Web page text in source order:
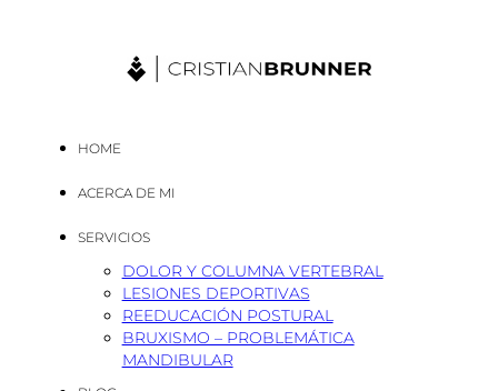
HOME
ACERCA DE MI
SERVICIOS
DOLOR Y COLUMNA VERTEBRAL
LESIONES DEPORTIVAS
REEDUCACIÓN POSTURAL
BRUXISMO – PROBLEMÁTICA
MANDIBULAR